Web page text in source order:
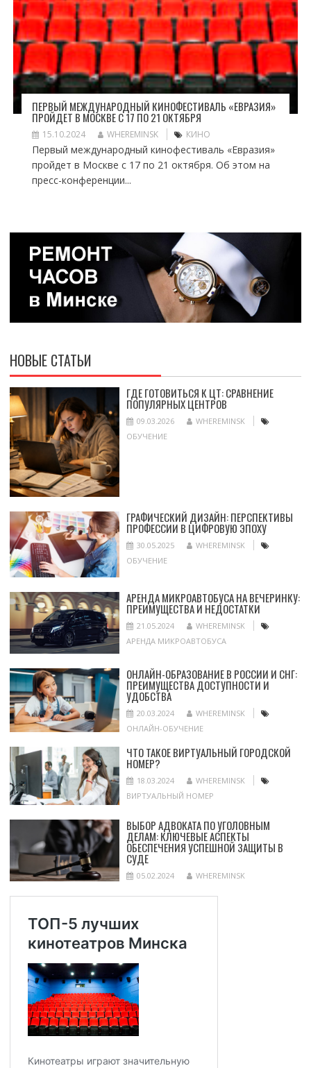
ПЕРВЫЙ МЕЖДУНАРОДНЫЙ КИНОФЕСТИВАЛЬ «ЕВРАЗИЯ»
ПРОЙДЕТ В МОСКВЕ С 17 ПО 21 ОКТЯБРЯ
15.10.2024 WHEREMINSK КИНО
Первый международный кинофестиваль «Евразия»
пройдет в Москве с 17 по 21 октября. Об этом на
пресс-конференции...
НОВЫЕ СТАТЬИ
ГДЕ ГОТОВИТЬСЯ К ЦТ: СРАВНЕНИЕ
ПОПУЛЯРНЫХ ЦЕНТРОВ
09.03.2026
WHEREMINSK
ОБУЧЕНИЕ
ГРАФИЧЕСКИЙ ДИЗАЙН: ПЕРСПЕКТИВЫ
ПРОФЕССИИ В ЦИФРОВУЮ ЭПОХУ
30.05.2025
WHEREMINSK
ОБУЧЕНИЕ
АРЕНДА МИКРОАВТОБУСА НА ВЕЧЕРИНКУ:
ПРЕИМУЩЕСТВА И НЕДОСТАТКИ
21.05.2024
WHEREMINSK
АРЕНДА МИКРОАВТОБУСА
ОНЛАЙН-ОБРАЗОВАНИЕ В РОССИИ И СНГ:
ПРЕИМУЩЕСТВА ДОСТУПНОСТИ И
УДОБСТВА
20.03.2024
WHEREMINSK
ОНЛАЙН-ОБУЧЕНИЕ
ЧТО ТАКОЕ ВИРТУАЛЬНЫЙ ГОРОДСКОЙ
НОМЕР?
18.03.2024
WHEREMINSK
ВИРТУАЛЬНЫЙ НОМЕР
ВЫБОР АДВОКАТА ПО УГОЛОВНЫМ
ДЕЛАМ: КЛЮЧЕВЫЕ АСПЕКТЫ
ОБЕСПЕЧЕНИЯ УСПЕШНОЙ ЗАЩИТЫ В
СУДЕ
05.02.2024 WHEREMINSK